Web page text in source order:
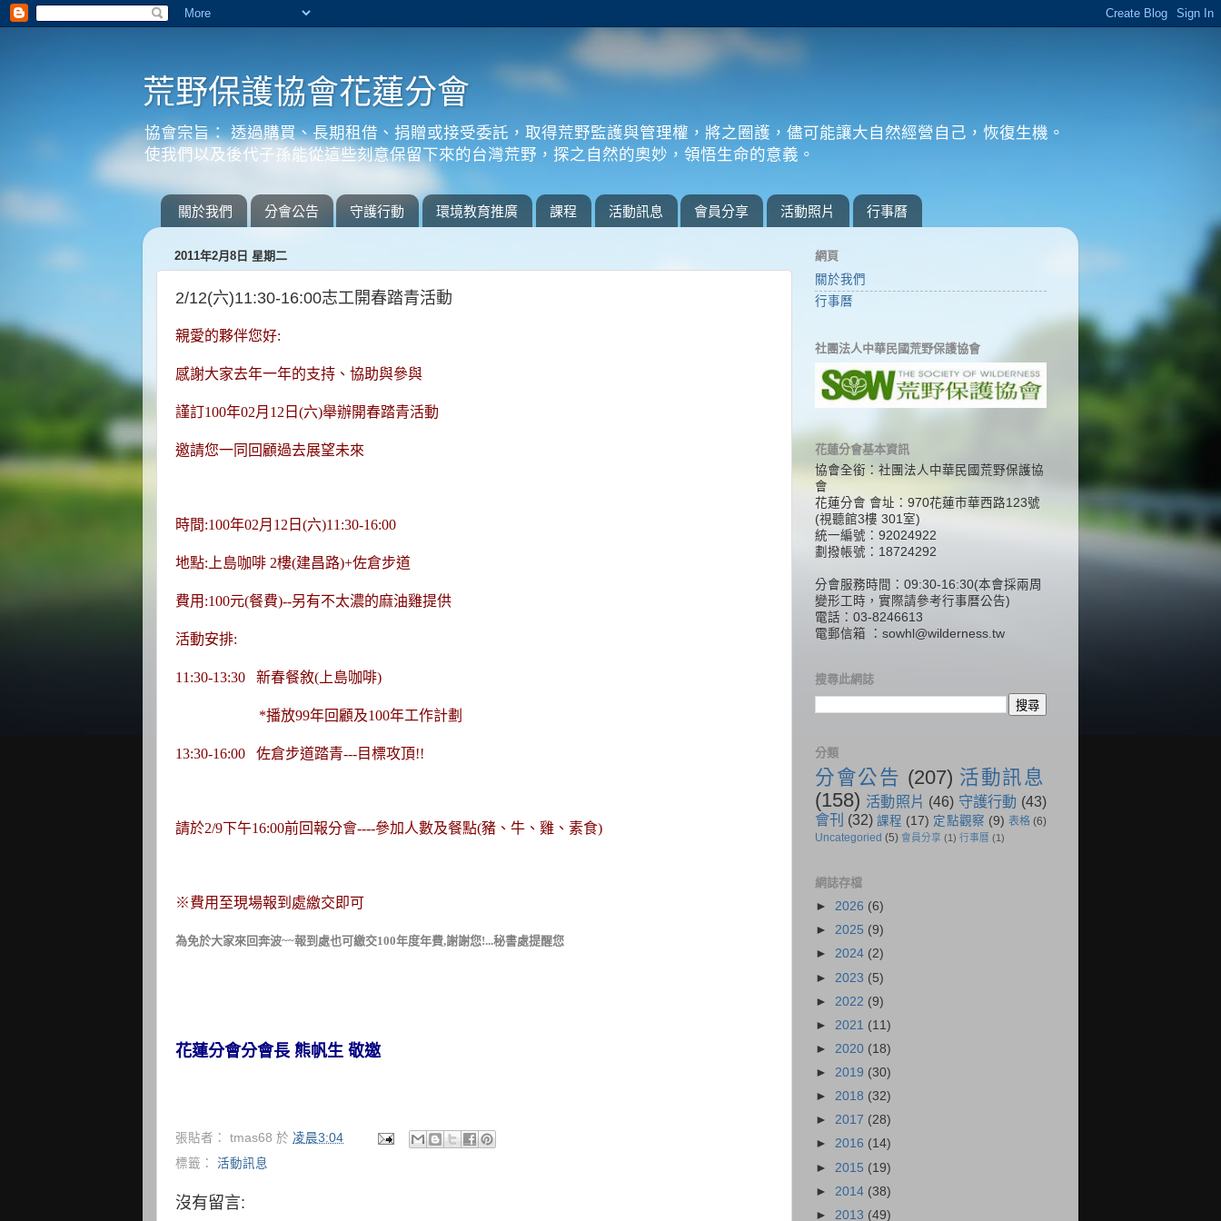
荒野保護協會花蓮分會
協會宗旨： 透過購買、長期租借、捐贈或接受委託，取得荒野監護與管理權，將之圈護，儘可能讓大自然經營自己，恢復生機。
使我們以及後代子孫能從這些刻意保留下來的台灣荒野，探之自然的奧妙，領悟生命的意義。
關於我們 分會公告 守護行動 環境教育推廣 課程 活動訊息 會員分享 活動照片 行事曆
2011年2月8日 星期二
2/12(六)11:30-16:00志工開春踏青活動
親愛的夥伴您好:
感謝大家去年一年的支持、協助與參與
謹訂100年02月12日(六)舉辦開春踏青活動
邀請您一同回顧過去展望未來
時間:100年02月12日(六)11:30-16:00
地點:上島咖啡 2樓(建昌路)+佐倉步道
費用:100元(餐費)--另有不太濃的麻油雞提供
活動安排:
11:30-13:30 新春餐敘(上島咖啡)
*播放99年回顧及100年工作計劃
13:30-16:00 佐倉步道踏青---目標攻頂!!
請於2/9下午16:00前回報分會----參加人數及餐點(豬、牛、雞、素食)
※費用至現場報到處繳交即可
為免於大家來回奔波~~報到處也可繳交100年度年費,謝謝您!...秘書處提醒您
花蓮分會分會長 熊帆生 敬邀
張貼者： tmas68 於 凌晨3:04
標籤： 活動訊息
沒有留言:
網頁
關於我們
行事曆
社團法人中華民國荒野保護協會
花蓮分會基本資訊
協會全銜：社團法人中華民國荒野保護協
會
花蓮分會 會址：970花蓮市華西路123號
(視聽館3樓 301室)
統一編號：92024922
劃撥帳號：18724292
分會服務時間：09:30-16:30(本會採兩周
變形工時，實際請參考行事曆公告)
電話：03-8246613
電郵信箱 ： sowhl@wilderness.tw
搜尋此網誌
分類
分會公告 (207) 活動訊息
(158) 活動照片 (46) 守護行動 (43)
會刊 (32) 課程 (17) 定點觀察 (9) 表格 (6)
Uncategoried (5) 會員分享 (1) 行事曆 (1)
網誌存檔
► 2026 (6)
► 2025 (9)
► 2024 (2)
► 2023 (5)
► 2022 (9)
► 2021 (11)
► 2020 (18)
► 2019 (30)
► 2018 (32)
► 2017 (28)
► 2016 (14)
► 2015 (19)
► 2014 (38)
► 2013 (49)